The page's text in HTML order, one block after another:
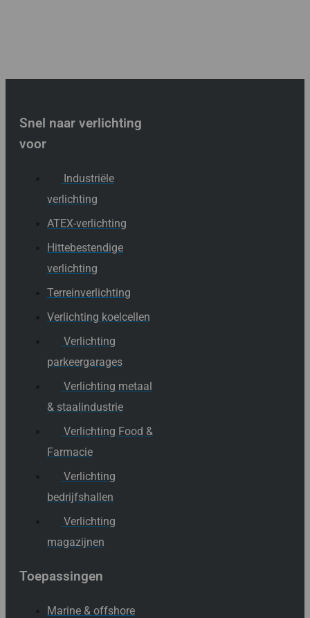
Snel naar verlichting
voor
Industriële
verlichting
ATEX-verlichting
Hittebestendige
verlichting
Terreinverlichting
Verlichting koelcellen
Verlichting
parkeergarages
Verlichting metaal
& staalindustrie
Verlichting Food &
Farmacie
Verlichting
bedrijfshallen
Verlichting
magazijnen
Toepassingen
Marine & offshore